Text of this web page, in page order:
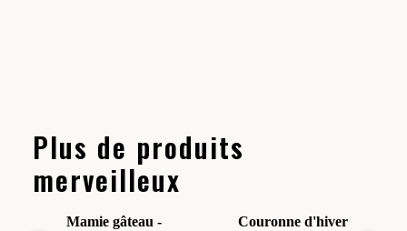
Plus de produits
merveilleux
Mamie gâteau -
Couronne d'hiver